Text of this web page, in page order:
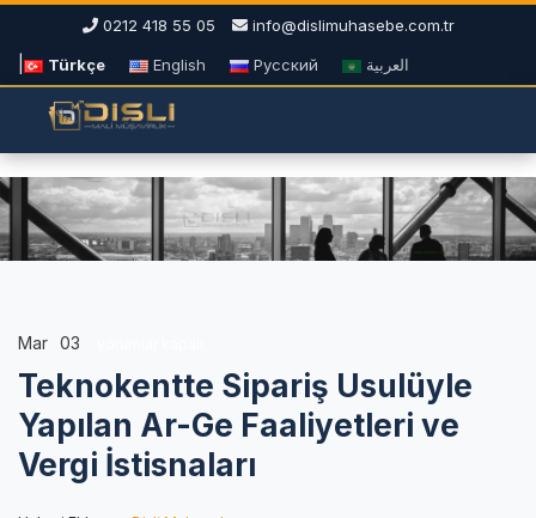
0212 418 55 05 info@dislimuhasebe.com.tr
Türkçe English Русский العربية
Mar 03
Usulüyle
Yapılan
Ar-
Ge
Teknokentte Sipariş Usulüyle
Yapılan Ar-Ge Faaliyetleri ve
Vergi İstisnaları